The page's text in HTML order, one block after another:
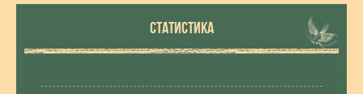
СТАТИСТИКА